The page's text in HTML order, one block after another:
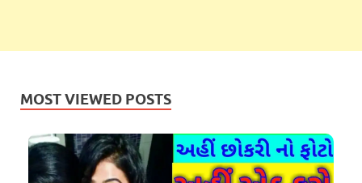
MOST VIEWED POSTS